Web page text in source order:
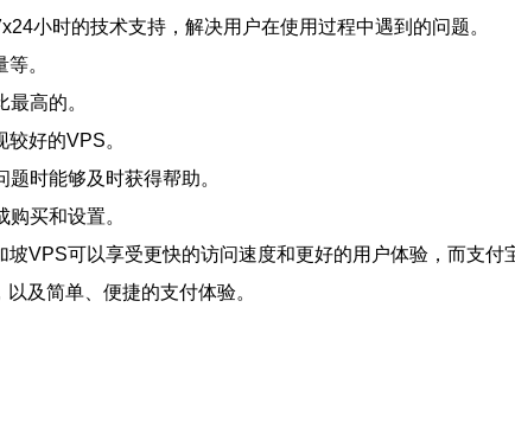
小时的技术支持，解决用户在使用过程中遇到的问题。
。
高的。
好的VPS。
时能够及时获得帮助。
买和设置。
VPS可以享受更快的访问速度和更好的用户体验，而支
及简单、便捷的支付体验。